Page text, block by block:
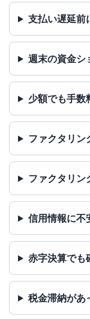
支払い遅延前
週末の資金シ
少額でも手数
ファクタリン
ファクタリン
信用情報に不
赤字決算でも
税金滞納があ